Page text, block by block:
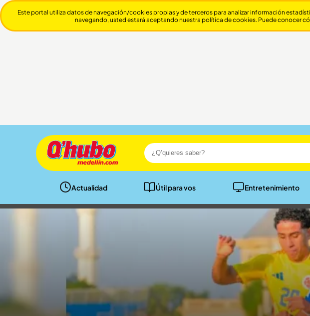
Actualidad Útil para vos Entretenimiento
Este portal utiliza datos de navegación/cookies propias y de terceros para analizar información
navegando, usted estará aceptando nuestra política de cookies. Puede conocer